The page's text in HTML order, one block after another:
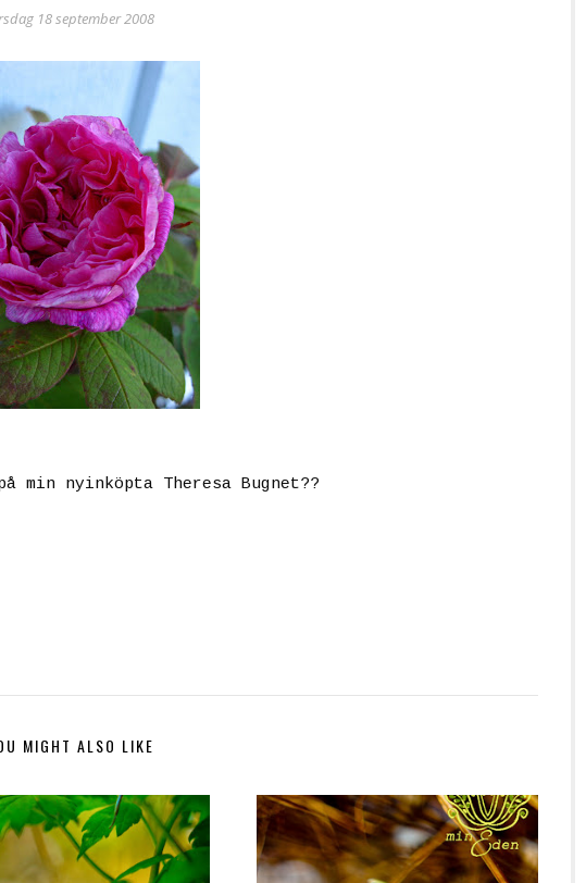
18 september 2008
min nyinköpta Theresa Bugnet??
MIGHT ALSO LIKE